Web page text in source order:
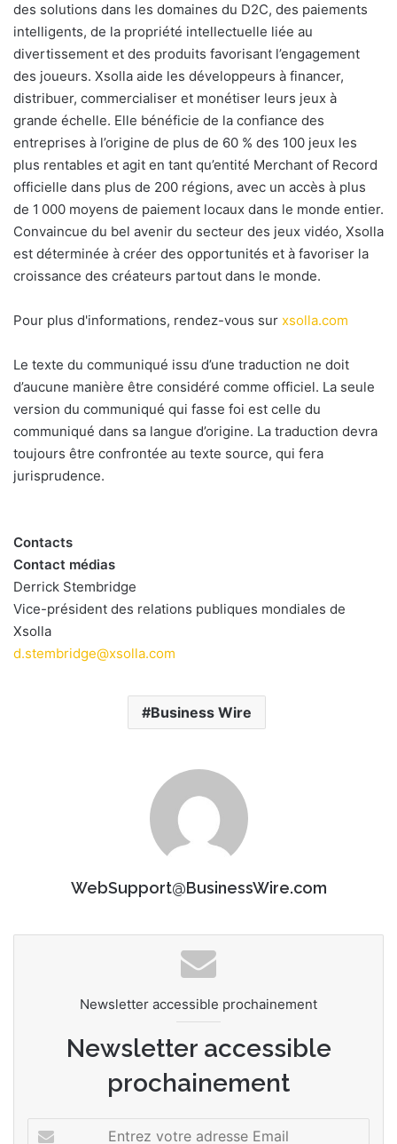
des solutions dans les domaines du D2C, des paiements
intelligents, de la propriété intellectuelle liée au
divertissement et des produits favorisant l’engagement
des joueurs. Xsolla aide les développeurs à financer,
distribuer, commercialiser et monétiser leurs jeux à
grande échelle. Elle bénéficie de la confiance des
entreprises à l’origine de plus de 60 % des 100 jeux les
plus rentables et agit en tant qu’entité Merchant of Record
officielle dans plus de 200 régions, avec un accès à plus
de 1 000 moyens de paiement locaux dans le monde entier.
Convaincue du bel avenir du secteur des jeux vidéo, Xsolla
est déterminée à créer des opportunités et à favoriser la
croissance des créateurs partout dans le monde.
Pour plus d'informations, rendez-vous sur xsolla.com
Le texte du communiqué issu d’une traduction ne doit
d’aucune manière être considéré comme officiel. La seule
version du communiqué qui fasse foi est celle du
communiqué dans sa langue d’origine. La traduction devra
toujours être confrontée au texte source, qui fera
jurisprudence.
Contacts
Contact médias
Derrick Stembridge
Vice-président des relations publiques mondiales de
Xsolla
d.stembridge@xsolla.com
Business Wire
WebSupport@BusinessWire.com
Newsletter accessible prochainement
Newsletter accessible
prochainement